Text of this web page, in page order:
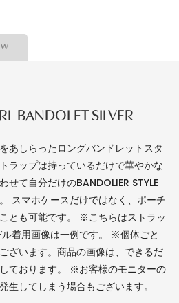
BANDOLET SILVER
あしらったロングバンドレットスタ
ラップは持っているだけで華やかな
せて自分だけのBANDOLIER STYLE
スマホケースだけではなく、ポーチ
とも可能です。 ※こちらはストラッ
着用画像は一例です。 ※個体ごと
ざいます。商品の画像は、できるだ
ております。 ※お客様のモニターの
生してしまう場合もございます。